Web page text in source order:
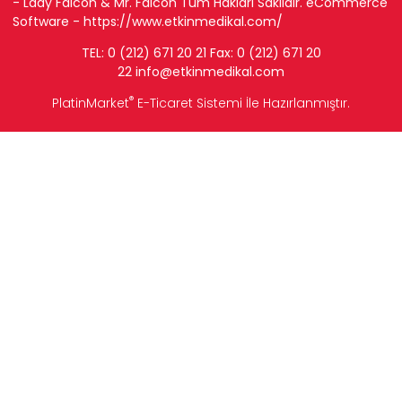
Software - https://www.etkinmedikal.com/
TEL: 0 (212) 671 20 21 Fax: 0 (212) 671 20
22 info@etkinmedikal.com
PlatinMarket® E-Ticaret Sistemi İle Hazırlanmıştır.